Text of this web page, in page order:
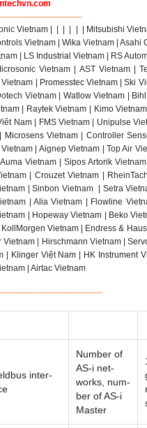
Vietnam |
| Mitsubishi
Vietnam | Wika Vietnam |
| LS Industrial Vietnam | RS
Vietnam | AST Vietnam |
| Promesstec Vietnam | Ski
Vietnam | Watlow Vietnam |
| Raytek Vietnam | Kimo
Nam | FMS Vietnam | Unipulse
Vietnam | Controller
| Aignep Vietnam | Top Air
Vietnam | Sipos Artorik
| Crouzet Vietnam |
| Sinbon Vietnam | Setra
| Alia Vietnam | Flowline
| Hopeway Vietnam | Beko
Vietnam | Endress &
| Hirschmann Vietnam |
| Klinger Việt Nam | HK Instrument
| Airtac Vietnam
in­ter­
Num­ber of
AS-i net­
works, num­
ber of AS-i
Master